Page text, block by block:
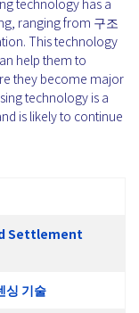
ranging from 구조
This technology
help them to
they become major
technology is a
is likely to continue
Settlement
싱 기술